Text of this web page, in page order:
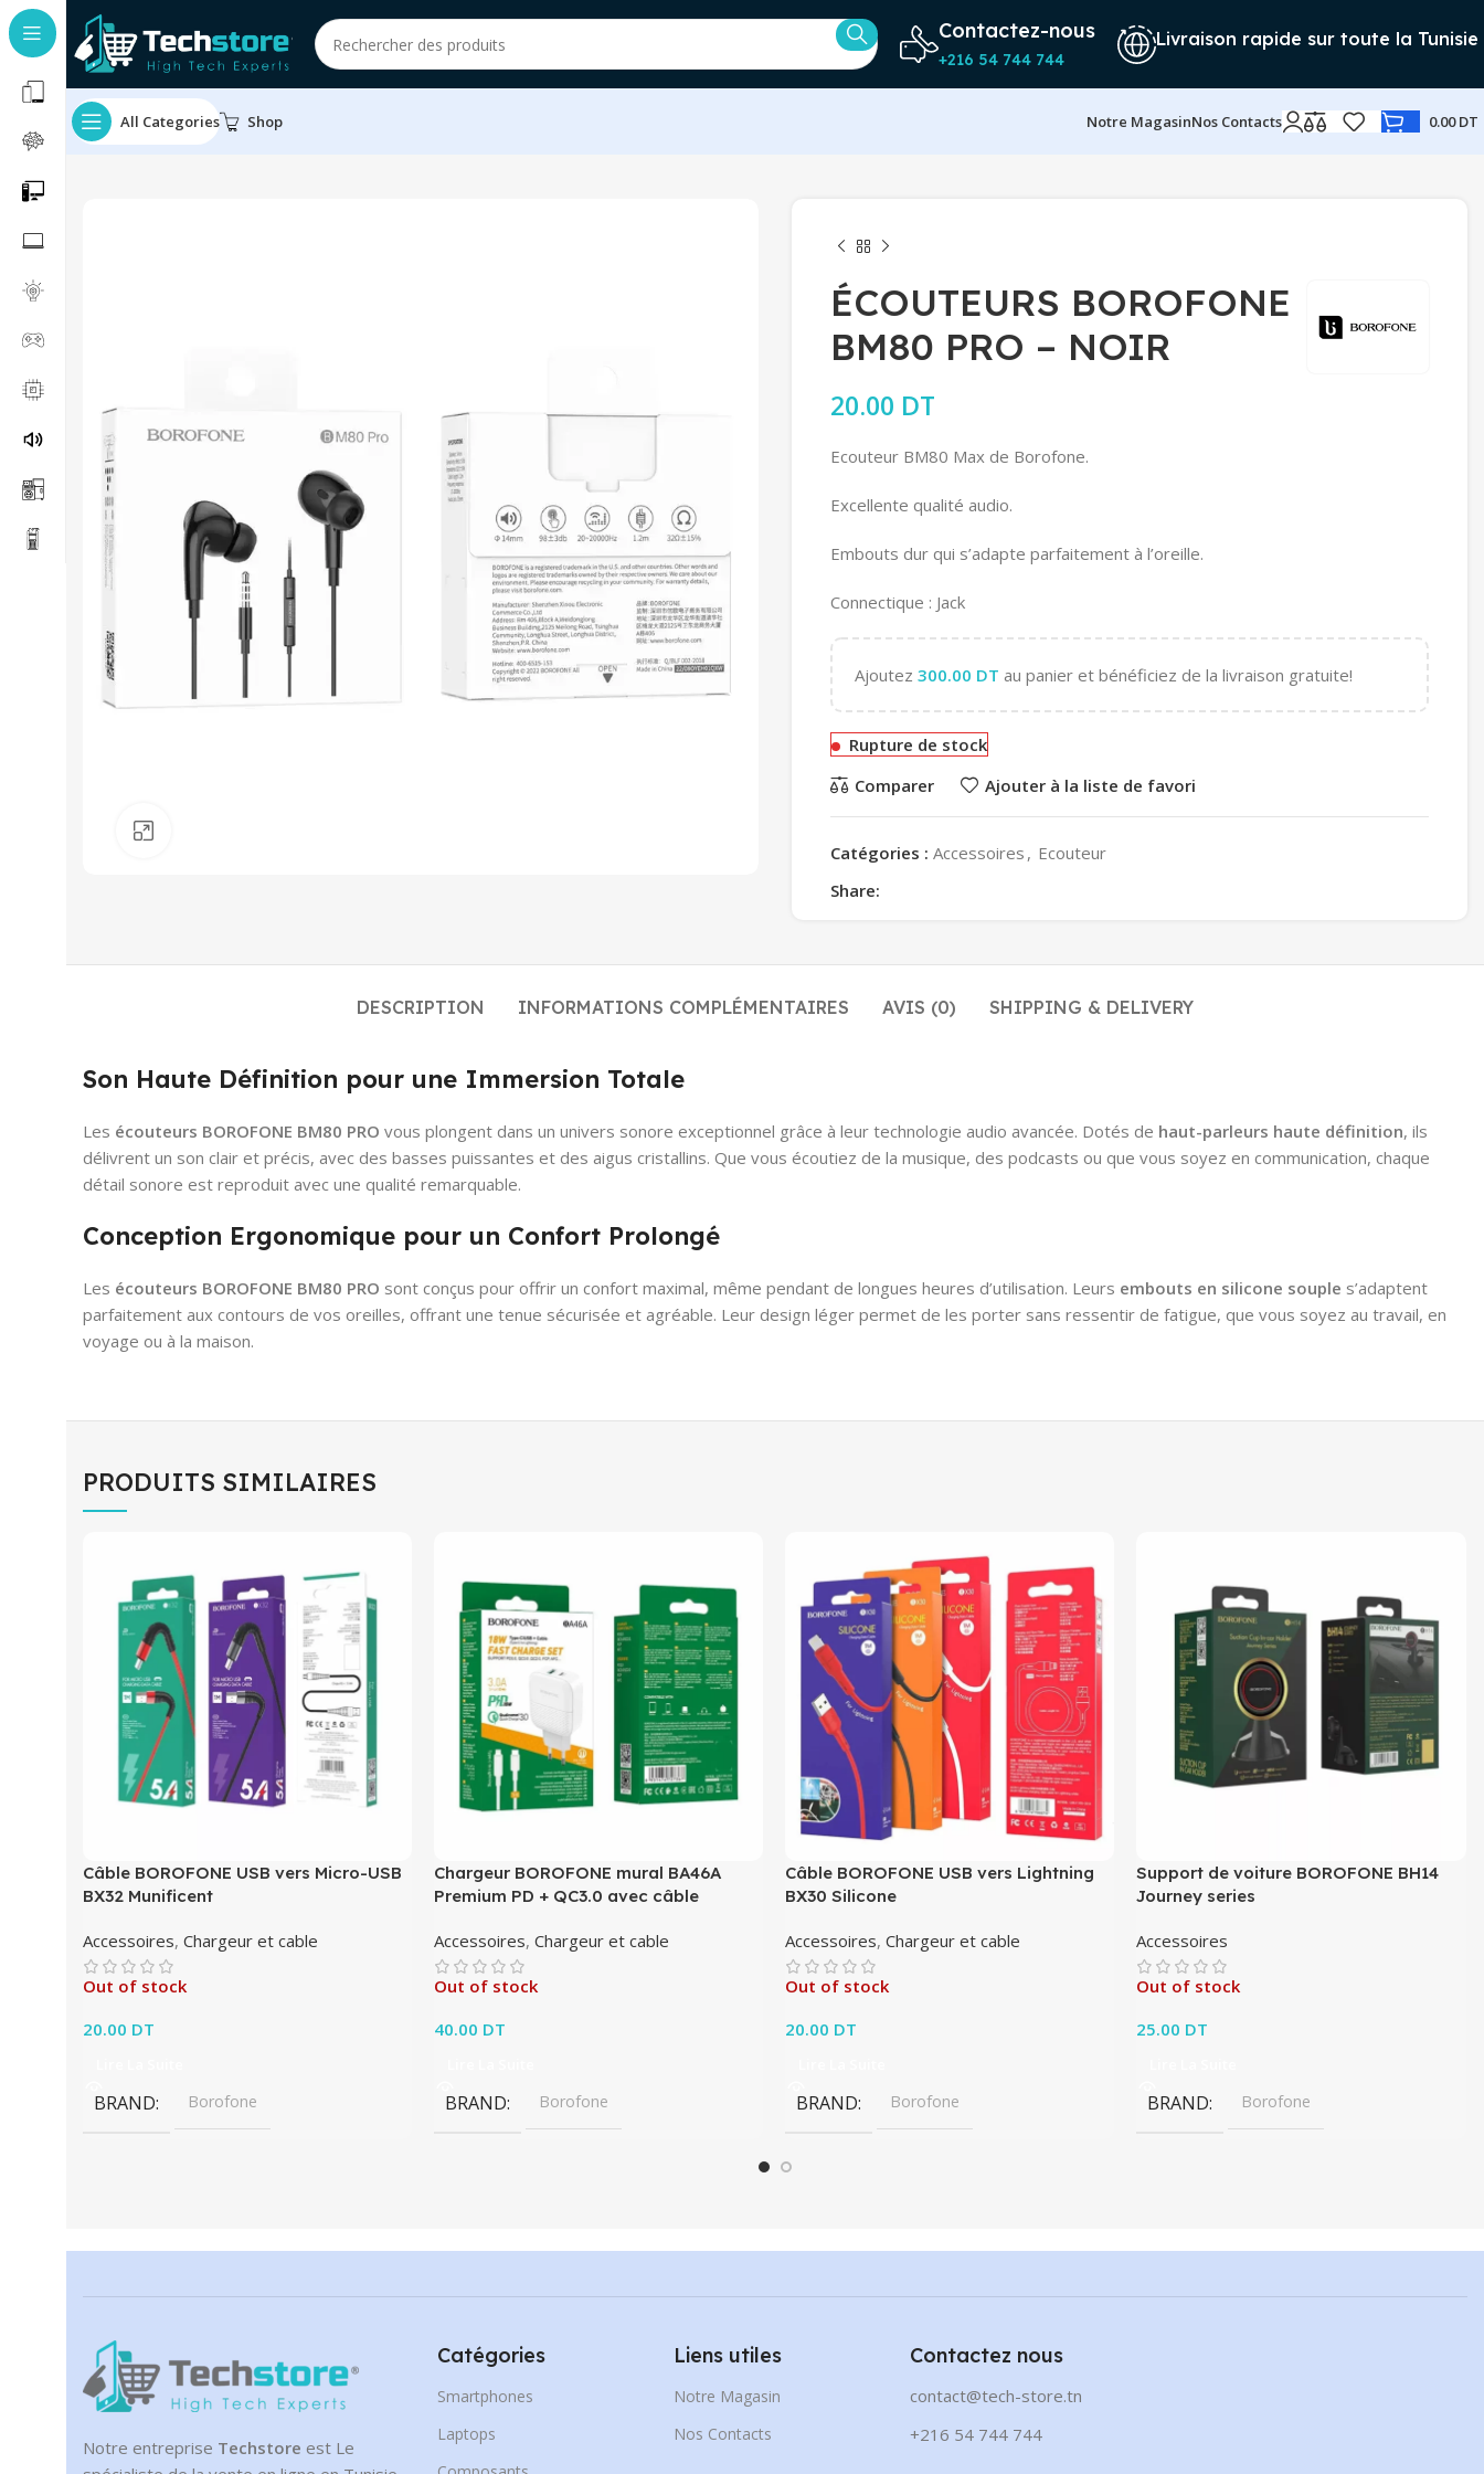
Contactez-nous
+216 54 744 744
Livraison rapide sur toute la Tunisie
All Categories Shop Notre MagasinNos Contacts 0.00DT
ÉCOUTEURS BOROFONE
BM80 PRO – NOIR
20.00 DT
Ecouteur BM80 Max de Borofone.
Excellente qualité audio.
Embouts dur qui s’adapte parfaitement à l’oreille.
Connectique : Jack
Ajoutez 300.00 DT au panier et bénéficiez de la livraison gratuite!
Rupture de stock
Comparer
Ajouter à la liste de favori
Catégories : Accessoires , Ecouteur
Share:
DESCRIPTION INFORMATIONS COMPLÉMENTAIRES AVIS (0) SHIPPING & DELIVERY
Son Haute Définition pour une Immersion Totale
Les écouteurs BOROFONE BM80 PRO vous plongent dans un univers sonore exceptionnel grâce à leur technologie audio avancée. Dotés de haut-parleurs haute définition, ils
délivrent un son clair et précis, avec des basses puissantes et des aigus cristallins. Que vous écoutiez de la musique, des podcasts ou que vous soyez en communication, chaque
détail sonore est reproduit avec une qualité remarquable.
Conception Ergonomique pour un Confort Prolongé
Les écouteurs BOROFONE BM80 PRO sont conçus pour offrir un confort maximal, même pendant de longues heures d’utilisation. Leurs embouts en silicone souple s’adaptent
parfaitement aux contours de vos oreilles, offrant une tenue sécurisée et agréable. Leur design léger permet de les porter sans ressentir de fatigue, que vous soyez au travail, en
voyage ou à la maison.
PRODUITS SIMILAIRES
Câble BOROFONE USB vers Micro-USB
BX32 Munificent
Accessoires, Chargeur et cable
Out of stock
20.00 DT
BRAND Borofone
Chargeur BOROFONE mural BA46A
Premium PD + QC3.0 avec câble
Accessoires,Chargeur et cable
Out of stock
40.00 DT
BRAND Borofone
Câble BOROFONE USB vers Lightning
BX30 Silicone
Accessoires,Chargeur et cable
Out of stock
20.00 DT
BRAND Borofone
Support de voiture BOROFONE BH14
Journey series
Accessoires
Out of stock
25.00 DT
BRAND Borofone
Notre entreprise Techstore est Le
Catégories
Smartphones
Laptops
Liens utiles
Notre Magasin
Nos Contacts
Contactez nous
contact@tech-store.tn
+216 54 744 744